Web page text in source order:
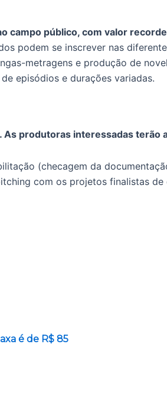
público, com valor
podem se inscrever nas
metragens e produção de
episódios e durações variadas.
produtoras interessadas terão
(checagem da
com os projetos finalistas
é de R$ 85